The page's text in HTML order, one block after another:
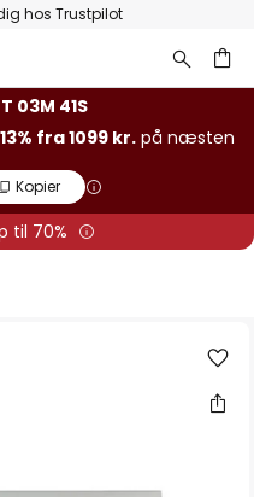
hos Trustpilot
03M 40S
fra 1099 kr. på næsten
Kopier
til 70%